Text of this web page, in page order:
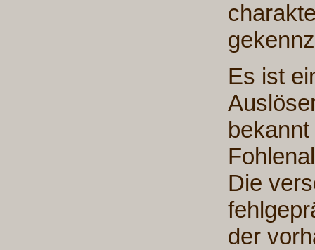
Es ist
Die
der